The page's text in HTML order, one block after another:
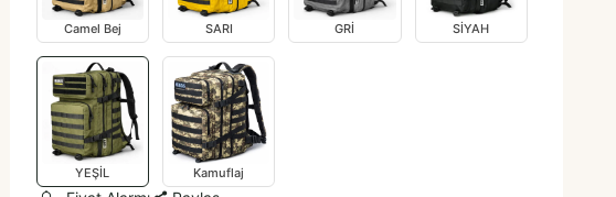
Camel Bej SARI GRİ SİYAH
YEŞİL Kamuflaj